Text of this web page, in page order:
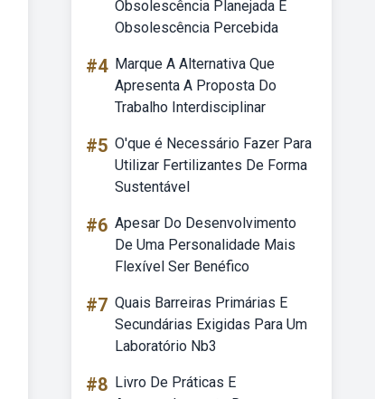
Obsolescência Planejada E
Obsolescência Percebida
#4 Marque A Alternativa Que
Apresenta A Proposta Do
Trabalho Interdisciplinar
#5 O'que é Necessário Fazer Para
Utilizar Fertilizantes De Forma
Sustentável
#6 Apesar Do Desenvolvimento
De Uma Personalidade Mais
Flexível Ser Benéfico
#7 Quais Barreiras Primárias E
Secundárias Exigidas Para Um
Laboratório Nb3
#8 Livro De Práticas E